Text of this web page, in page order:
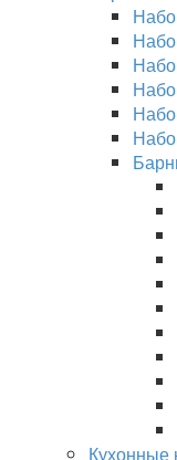
Кухонные